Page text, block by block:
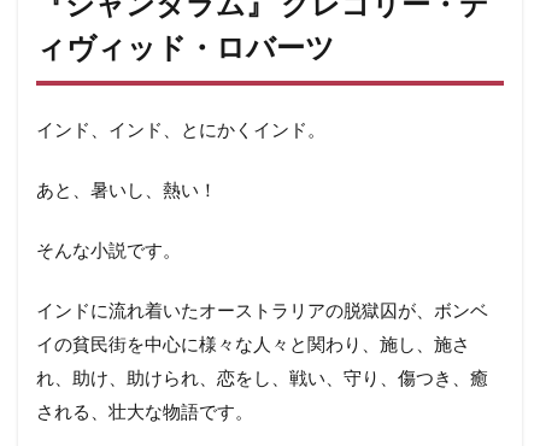
ィヴィッド・ロバーツ
インド、インド、とにかくインド。
あと、暑いし、熱い！
そんな小説です。
インドに流れ着いたオーストラリアの脱獄囚が、ボンベ
イの貧民街を中心に様々な人々と関わり、施し、施さ
れ、助け、助けられ、恋をし、戦い、守り、傷つき、癒
される、壮大な物語です。